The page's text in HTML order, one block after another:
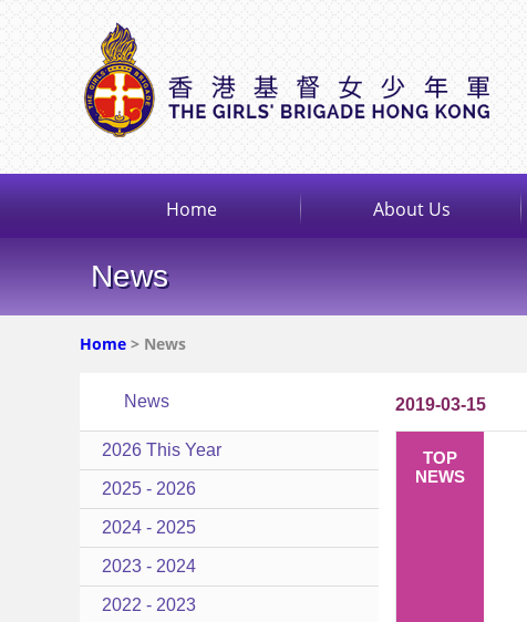
Home About Us
News
Home > News
News
2026 This Year
2025 - 2026
2024 - 2025
2023 - 2024
2022 - 2023
2019-03-15
TOP
NEWS